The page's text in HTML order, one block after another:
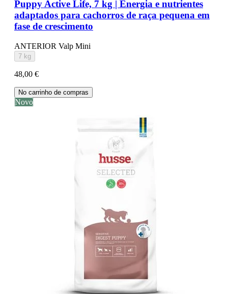
Puppy Active Life, 7 kg | Energia e nutrientes
adaptados para cachorros de raça pequena em
fase de crescimento
ANTERIOR Valp Mini
7 kg
48,00 €
No carrinho de compras
Novo